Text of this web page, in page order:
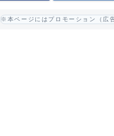
※本ページにはプロモーション（広